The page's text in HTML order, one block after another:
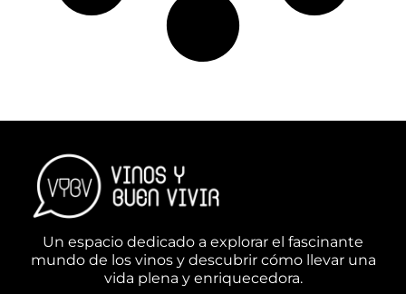
Un espacio dedicado a explorar el fascinante
mundo de los vinos y descubrir cómo llevar una
vida plena y enriquecedora.